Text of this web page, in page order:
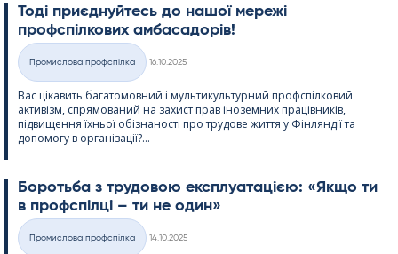
Тоді приєднуйтесь до нашої мережі
профспілкових амбасадорів!
Категорії
Промислова профспілка
16.10.2025
Вас цікавить багатомовний і мультикультурний профспілковий
активізм, спрямований на захист прав іноземних працівників,
підвищення їхньої обізнаності про трудове життя у Фінляндії та
допомогу в організації?...
Боротьба з трудовою експлуатацією: «Якщо ти
в профспілці – ти не один»
Категорії
Промислова профспілка
14.10.2025